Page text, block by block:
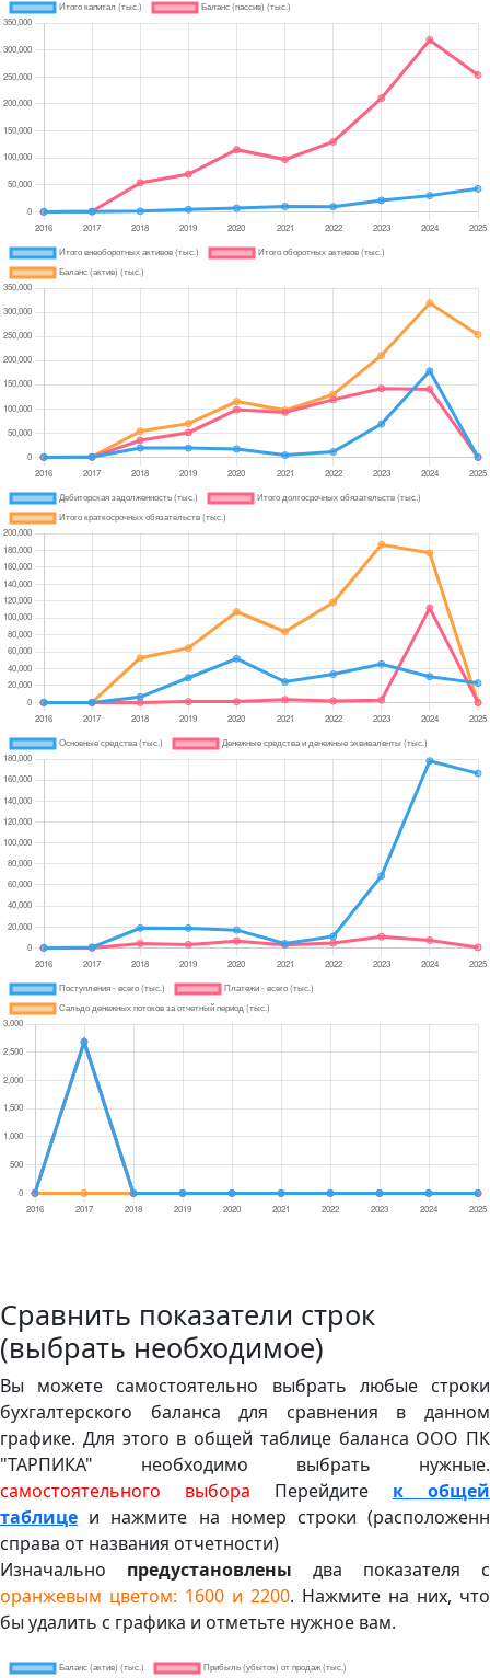
Сравнить показатели строк
(выбрать необходимое)
Вы можете самостоятельно выбрать любые строки
бухгалтерского баланса для сравнения в данном
графике. Для этого в общей таблице баланса ООО ПК
"ТАРПИКА" необходимо выбрать нужные.
самостоятельного выбора Перейдите к общей
таблице и нажмите на номер строки (расположенн
справа от названия отчетности)
Изначально предустановлены два показателя с
оранжевым цветом: 1600 и 2200. Нажмите на них, что
бы удалить с графика и отметьте нужное вам.